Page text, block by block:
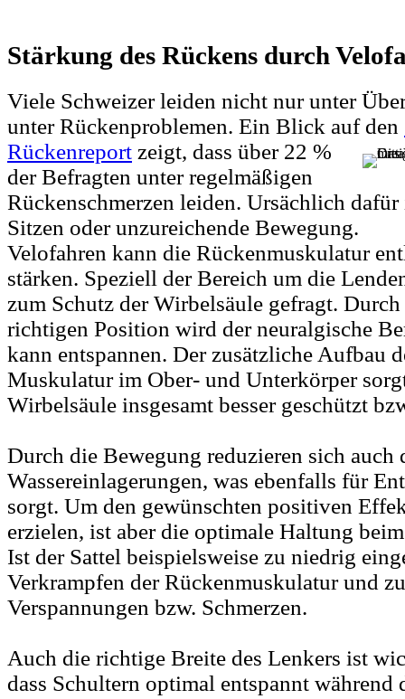
Stärkung des Rückens durch
Viele Schweizer leiden nicht nur unter
unter Rückenproblemen. Ein Blick auf den
Rückenreport zeigt, dass über 22 %
der Befragten unter regelmäßigen
Rückenschmerzen leiden. Ursächlich
Sitzen oder unzureichende Bewegung.
Velofahren kann die Rückenmuskulatur
stärken. Speziell der Bereich um die
zum Schutz der Wirbelsäule gefragt.
richtigen Position wird der neuralgische
kann entspannen. Der zusätzliche Aufbau
Muskulatur im Ober- und Unterkörper
Wirbelsäule insgesamt besser geschützt
Durch die Bewegung reduzieren sich auch
Wassereinlagerungen, was ebenfalls für
sorgt. Um den gewünschten positiven
erzielen, ist aber die optimale Haltung
Ist der Sattel beispielsweise zu niedrig
Verkrampfen der Rückenmuskulatur und
Verspannungen bzw. Schmerzen.
Auch die richtige Breite des Lenkers ist
dass Schultern optimal entspannt